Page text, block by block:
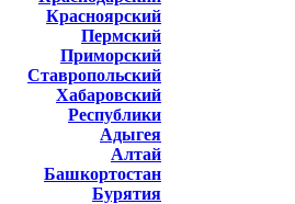
Красноярский
Пермский
Приморский
Ставропольский
Хабаровский
Республики
Адыгея
Алтай
Башкортостан
Бурятия